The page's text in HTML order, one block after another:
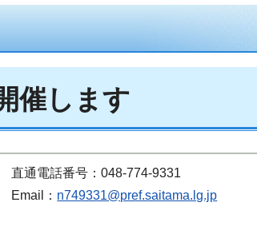
催します
直通電話番号：048-774-9331
Email： n749331@pref.saitama.lg.jp